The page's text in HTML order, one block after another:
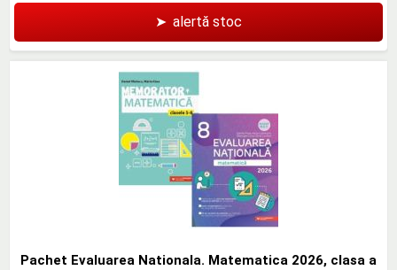
➤ alertă stoc
Pachet Evaluarea Nationala. Matematica 2026, clasa a